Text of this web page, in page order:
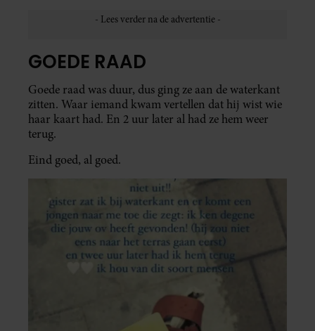
GOEDE RAAD
Goede raad was duur, dus ging ze aan de waterkant
zitten. Waar iemand kwam vertellen dat hij wist wie
haar kaart had. En 2 uur later al had ze hem weer
terug.
Eind goed, al goed.